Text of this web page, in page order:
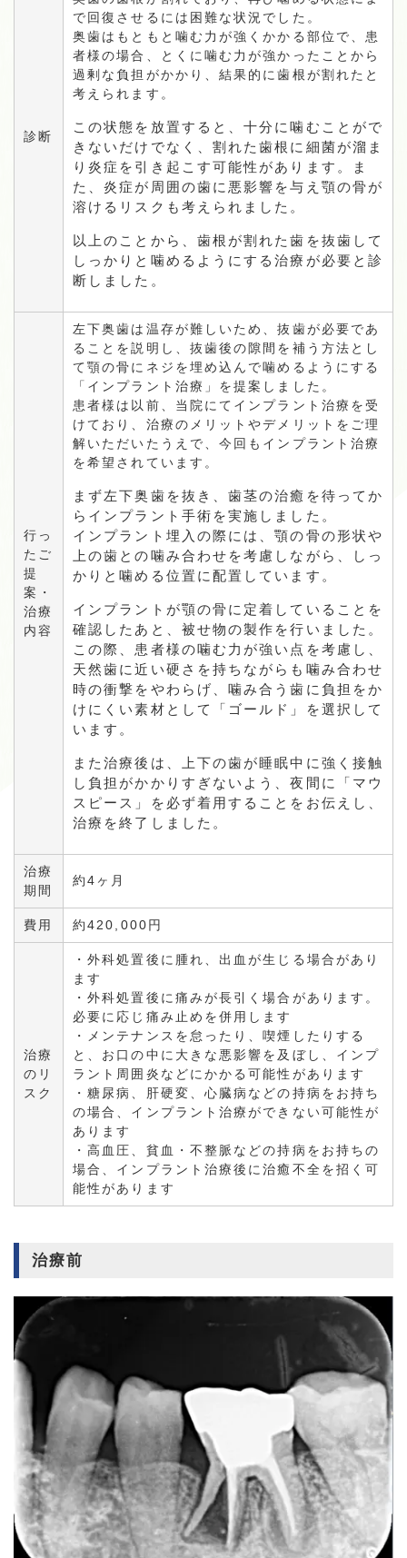
診断
で回復させるには困難な状況でした。
奥歯はもともと噛む力が強くかかる部位で、患
者様の場合、とくに噛む力が強かったことから
過剰な負担がかかり、結果的に歯根が割れたと
考えられます。
この状態を放置すると、十分に噛むことがで
きないだけでなく、割れた歯根に細菌が溜ま
り炎症を引き起こす可能性があります。ま
た、炎症が周囲の歯に悪影響を与え顎の骨が
溶けるリスクも考えられました。
以上のことから、歯根が割れた歯を抜歯して
しっかりと噛めるようにする治療が必要と診
断しました。
行っ
たご
提
案・
治療
内容
左下奥歯は温存が難しいため、抜歯が必要であ
ることを説明し、抜歯後の隙間を補う方法とし
て顎の骨にネジを埋め込んで噛めるようにする
「インプラント治療」を提案しました。
患者様は以前、当院にてインプラント治療を受
けており、治療のメリットやデメリットをご理
解いただいたうえで、今回もインプラント治療
を希望されています。
まず左下奥歯を抜き、歯茎の治癒を待ってか
らインプラント手術を実施しました。
インプラント埋入の際には、顎の骨の形状や
上の歯との噛み合わせを考慮しながら、しっ
かりと噛める位置に配置しています。
インプラントが顎の骨に定着していることを
確認したあと、被せ物の製作を行いました。
この際、患者様の噛む力が強い点を考慮し、
天然歯に近い硬さを持ちながらも噛み合わせ
時の衝撃をやわらげ、噛み合う歯に負担をか
けにくい素材として「ゴールド」を選択して
います。
また治療後は、上下の歯が睡眠中に強く接触
し負担がかかりすぎないよう、夜間に「マウ
スピース」を必ず着用することをお伝えし、
治療を終了しました。
治療
期間
約4ヶ月
費用 約420,000円
治療
のリ
スク
・外科処置後に腫れ、出血が生じる場合があり
ます
・外科処置後に痛みが長引く場合があります。
必要に応じ痛み止めを併用します
・メンテナンスを怠ったり、喫煙したりする
と、お口の中に大きな悪影響を及ぼし、インプ
ラント周囲炎などにかかる可能性があります
・糖尿病、肝硬変、心臓病などの持病をお持ち
の場合、インプラント治療ができない可能性が
あります
・高血圧、貧血・不整脈などの持病をお持ちの
場合、インプラント治療後に治癒不全を招く可
能性があります
治療前